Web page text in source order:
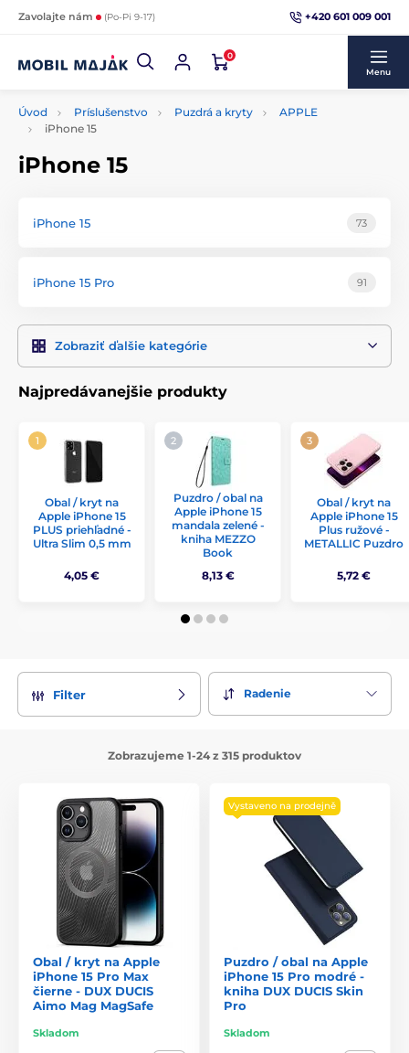
Zavolajte nám (Po-Pi 9-17) +420 601 009 001
0
Menu
Úvod Príslušenstvo Puzdrá a kryty
APPLE
iPhone 15
iPhone 15
iPhone 15 73
iPhone 15 Pro 91
Zobraziť ďalšie kategórie
Najpredávanejšie produkty
Obal / kryt na
Apple iPhone 15
PLUS priehľadné -
Ultra Slim 0,5 mm
4,05 €
Puzdro / obal na
Apple iPhone 15
mandala zelené -
kniha MEZZO
Book
8,13 €
Obal / kryt na
Apple iPhone 15
Plus ružové -
METALLIC Puzdro
5,72 €
Filter Radenie
Zobrazujeme 1-24 z 315 produktov
Obal / kryt na Apple
iPhone 15 Pro Max
čierne - DUX DUCIS
Aimo Mag MagSafe
Skladom
Vystaveno na prodejně
Puzdro / obal na Apple
iPhone 15 Pro modré -
kniha DUX DUCIS Skin
Pro
Skladom